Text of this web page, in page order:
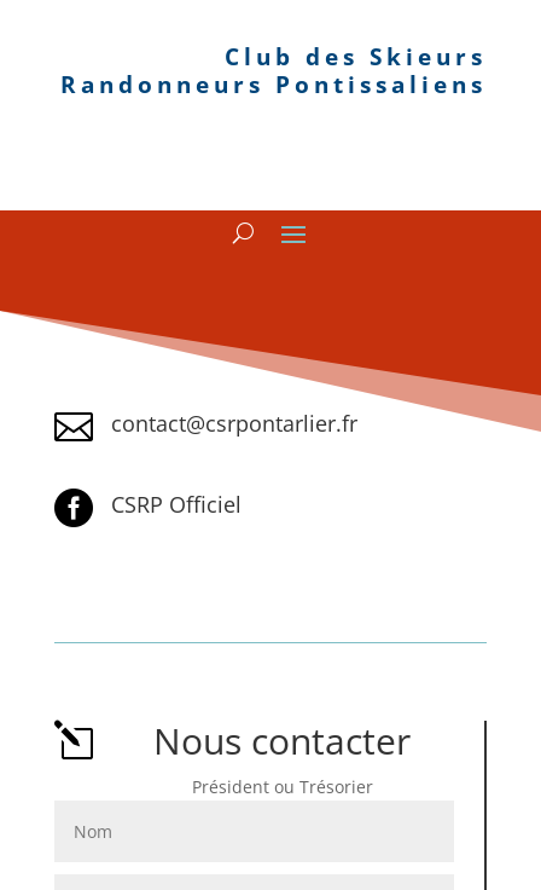
Club des Skieurs
Randonneurs Pontissaliens
 contact@csrpontarlier.fr
 CSRP Officiel
l Nous contacter
Président ou Trésorier